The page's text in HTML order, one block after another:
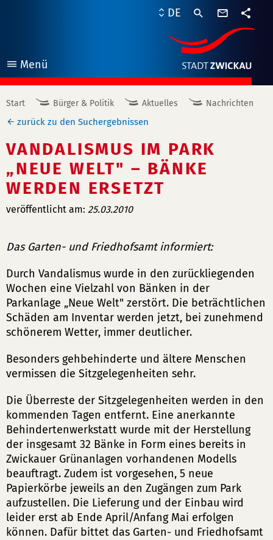
Menü
öffnen
DE
Start Bürger & Politik Aktuelles Nachrichten
zurück zu den Suchergebnissen
VANDALISMUS IM PARK
„NEUE WELT" – BÄNKE
WERDEN ERSETZT
veröffentlicht am: 25.03.2010
Das Garten- und Friedhofsamt informiert:
Durch Vandalismus wurde in den zurückliegenden
Wochen eine Vielzahl von Bänken in der
Parkanlage „Neue Welt" zerstört. Die beträchtlichen
Schäden am Inventar werden jetzt, bei zunehmend
schönerem Wetter, immer deutlicher.
Besonders gehbehinderte und ältere Menschen
vermissen die Sitzgelegenheiten sehr.
Die Überreste der Sitzgelegenheiten werden in den
kommenden Tagen entfernt. Eine anerkannte
Behindertenwerkstatt wurde mit der Herstellung
der insgesamt 32 Bänke in Form eines bereits in
Zwickauer Grünanlagen vorhandenen Modells
beauftragt. Zudem ist vorgesehen, 5 neue
Papierkörbe jeweils an den Zugängen zum Park
aufzustellen. Die Lieferung und der Einbau wird
leider erst ab Ende April/Anfang Mai erfolgen
können. Dafür bittet das Garten- und Friedhofsamt